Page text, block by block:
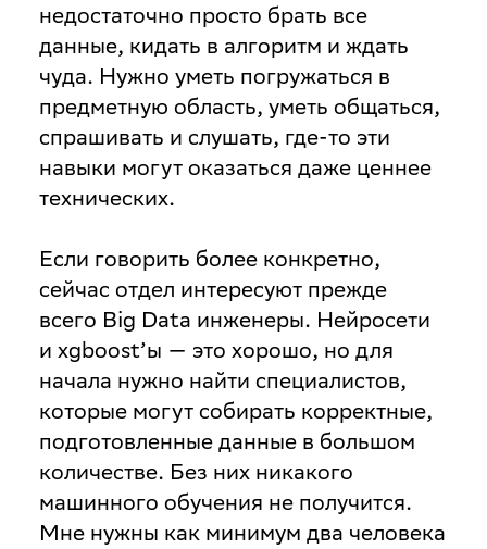
недостаточно просто брать все
данные, кидать в алгоритм и ждать
чуда. Нужно уметь погружаться в
предметную область, уметь общаться,
спрашивать и слушать, где-то эти
навыки могут оказаться даже ценнее
технических.
Если говорить более конкретно,
сейчас отдел интересуют прежде
всего Big Data инженеры. Нейросети
и xgboost’ы — это хорошо, но для
начала нужно найти специалистов,
которые могут собирать корректные,
подготовленные данные в большом
количестве. Без них никакого
машинного обучения не получится.
Мне нужны как минимум два человека